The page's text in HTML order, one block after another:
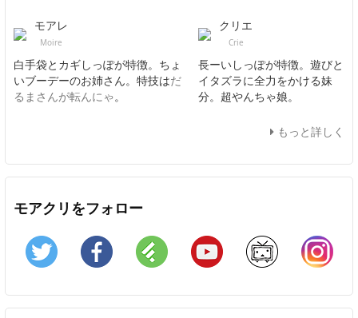
モアレ
Moire
白手袋とカギしっぽが特徴。ちょ
いブーデーのお姉さん。特技はだ
るまさんが転んにゃ。
クリエ
Crie
長ーいしっぽが特徴。遊びと
イタズラに全力をかける妹
分。超やんちゃ娘。
もっと詳しく
モアクリをフォロー
Twitter Facebook Feedly YouTube ニコニコ動画